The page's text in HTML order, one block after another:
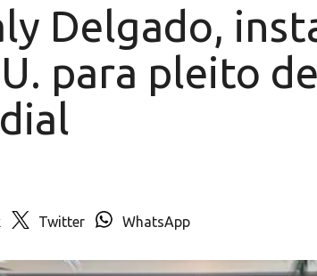
Delgado,
para pleito
Twitter WhatsApp